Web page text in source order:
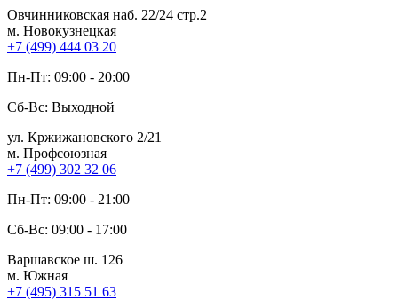
Овчинниковская наб. 22/24 стр.2
м. Новокузнецкая
+7 (499) 444 03 20
Пн-Пт: 09:00 - 20:00
Сб-Вс: Выходной
ул. Кржижановского 2/21
м. Профсоюзная
+7 (499) 302 32 06
Пн-Пт: 09:00 - 21:00
Сб-Вс: 09:00 - 17:00
Варшавское ш. 126
м. Южная
+7 (495) 315 51 63